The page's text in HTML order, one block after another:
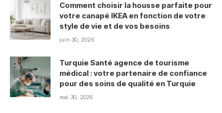
Comment choisir la housse parfaite pour
votre canapé IKEA en fonction de votre
style de vie et de vos besoins
juin 30, 2026
Turquie Santé agence de tourisme
médical : votre partenaire de confiance
pour des soins de qualité en Turquie
mai 30, 2026